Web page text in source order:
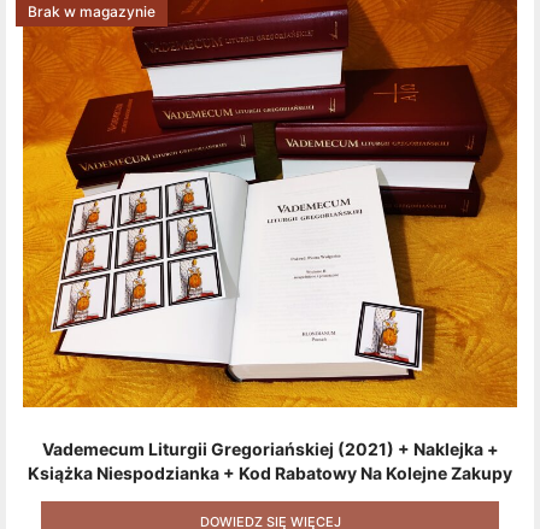
Vademecum Liturgii Gregoriańskiej (2021) + Naklejka +
Książka Niespodzianka + Kod Rabatowy Na Kolejne Zakupy
+ Gratis (książka W Formacie Elektronicznym) [zestaw 3
Produktów + Kod Rabatowy + Gratis]
Brak w magazynie
DOWIEDZ SIĘ WIĘCEJ